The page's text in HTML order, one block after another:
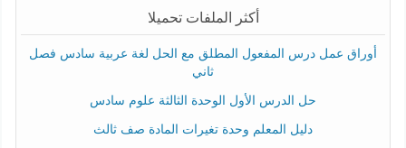
أكثر الملفات تحميلا
أوراق عمل درس المفعول المطلق مع الحل لغة عربية سادس فصل
ثاني
حل الدرس الأول الوحدة الثالثة علوم سادس
دليل المعلم وحدة تغيرات المادة صف ثالث